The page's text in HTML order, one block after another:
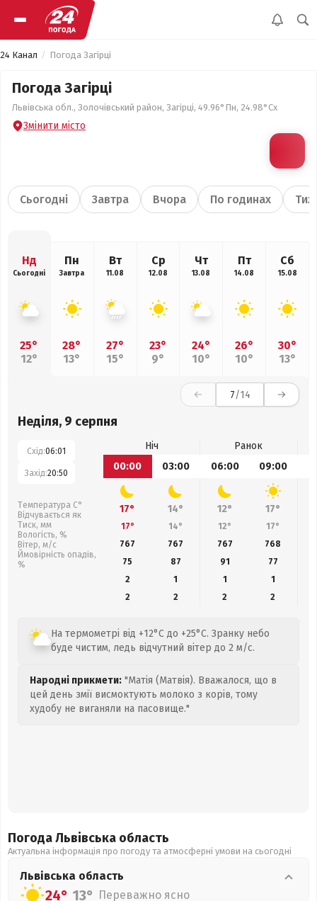
24 Канал Погода Загірці
Погода Загірці
Львівська обл., Золочівський район, Загірці, 49.96°Пн, 24.98°Сх
Змінити місто
Сьогодні Завтра Вчора По годинах
Нд
Сьогодні
25°
12°
Пн
Завтра
28°
13°
Вт
11.08
27°
15°
Ср
12.08
23°
9°
Чт
13.08
24°
10°
Пт
14.08
26°
10°
Сб
15.08
30°
13°
7/14
Неділя, 9 серпня
Схід:06:01
Захід:20:50
Температура С°
Відчувається як
Тиск, мм
Вологість, %
Вітер, м/с
Ймовірність опадів,
%
Ніч
Ранок
00:00
03:00 06:00 09:00
17° 14° 12° 17°
17° 14° 12° 17°
767
767 767 768
75
87 91 77
2
1 1
1
2
2 2 2
На термометрі від +12°C до +25°C. Зранку небо
буде чистим, ледь відчутний вітер до 2 м/с.
Народні прикмети: "Матія (Матвія). Вважалося, що в
цей день змії висмоктують молоко з корів, тому
худобу не виганяли на пасовище."
Погода Львівська область
Актуальна інформація про погоду та атмосферні умови на сьогодні
Львівська область
24° 13° Переважно ясно